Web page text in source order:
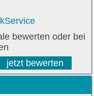
bewerten oder bei
jetzt bewerten